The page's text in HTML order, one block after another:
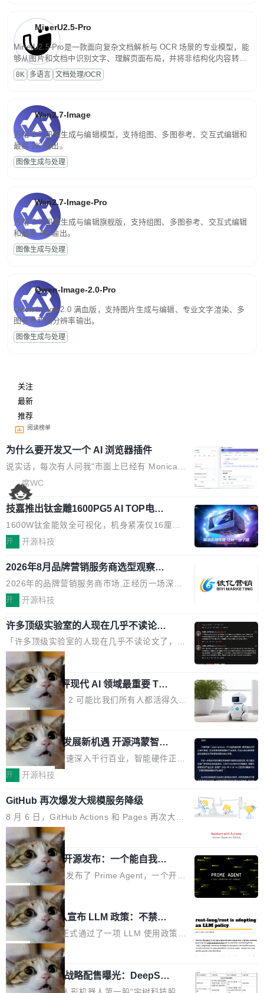
MinerU2.5-Pro
MinerU2.5-Pro是一款面向复杂文档解析与 OCR 场景的专业模型，能
够从图片和文档中识别文字、理解页面布局，并将非结构化内容转换
为便于存储、检索和二次处理的结构化结果。
8K 多语言 文档处理/OCR
Wan2.7-Image
万相 2.7 图像生成与编辑模型，支持组图、多图参考、交互式编辑和
最高 2K 输出。
图像生成与处理
Wan2.7-Image-Pro
万相 2.7 图像生成与编辑旗舰版，支持组图、多图参考、交互式编辑
和最高 4K 输出。
图像生成与处理
Qwen-Image-2.0-Pro
Qwen-Image-2.0 满血版，支持图片生成与编辑、专业文字渲染、多
图参考和高分辨率输出。
图像生成与处理
关注
最新
推荐
阅读榜单
为什么要开发又一个 AI 浏览器插件
说实话，每次有人问我"市面上已经有 Monica、
Sider、Copilot for Chrome 这些 AI 浏览器插件
了，你为什么还要再做一个"，我都觉得这个问题
问得好。 因为我自己也是从用户变成开发者的。
现有产品的天花板 我用过不少 AI 浏览器插件。
刚开始觉得都挺好——选中一段文字，弹出解
要。但用久了你会发现，它们本质上都是同一类
东西：一个带网页上下文的聊天框。 它们能读取
页面的文本，然后把文本丢给大模型，再返回一
段回答。仅此而已。 这当然有用，但总觉得差点
意思。比如我在一个后台管理系统里，需要填50
个表单字段，每个字段还有联动逻辑；比如我
想...
席WC
技嘉推出钛金雕1600PG5 AI TOP电
源：为发烧级主机与本地AI算力打造旗
舰供电方案
1600W钛金能效全可视化，机身紧凑仅16厘米
继2026台北电脑展首度亮相后，技嘉科技近日正
电源专为发烧级DIY主机与本地AI算力平台打
造，整机长度仅16厘米，提供1600W额定功率
与80PLUS钛金能效；支持ATX 3.1与PCIe 5.1
规范，结合服务器级元件、完善供电线材与内置
实时LCD监控屏，可充分满足当下高阶PC主机
的严苛使用需求。 澎湃功率，紧凑机身 钛金雕1
600PG5 AI TOP具备强悍输出功率，同时实现
机身尺寸大幅精简。整机长度仅16厘米，属于同
功率段机身尺寸十分紧凑的1600W电源产品。小
巧机身有效提升市面主流标准A...
开 开源科技
2026年8月品牌营销服务商选型观察：
从流量思维到品牌资产思维的范式转移
2026年的品牌营销服务商市场,正经历一场深刻
的价值重构。全球全案品牌代理机构市场从2025
复合增长率达5.44%,预计2032年将突破120亿美
元。数字广告与公共关系相关服务市场更是从20
25年的8463亿美元扩张至2026年的8763亿美
元。数字的背后是一个清晰的事实——品牌对专
业化营销服务的需求从未如此迫切。 但市场扩容
的同时,服务商的竞争逻辑正在改变。2026年Top
Agency年度合辑的观察指出,“产品”这个离消费
者最近的载体,在整个品牌营销层面的权重显著变
高了。全域营销服务商的竞争正在从规模转向深
度,案例厚度、全域覆盖、多线协同...
开 开源科技
许多顶级实验室的人现在几乎不读论文
了
「许多顶级实验室的人现在几乎不读论文了，而
且他们认为 ICLR/ICML/NeurIPS 充斥着大量过
度宣传和欺诈。」 OpenAI 研究员 Keller Jorda
n 这条推文引发了广泛讨论。他不是在说风凉
话，他是说出了一个圈内人尽皆知但很少公开捅
破的事实。 Jordan 随后补充了一句软化声明：
「我不认为这些会议上大部分论文都在过度宣传
或造假。问题是，作为读者，如果你筛选出那些
看起来最令人兴奋的论文，那它们大部分都是过
度宣传的。」 这才是真正的痛点。不是所有论文
都有问题，是最吸引眼球的那批论文最有问题。
他引用的帖子来自 Mathew Shen，一位 ICLR 2
026 的读者：「看了篇 ...
局
xAI 前工程师评现代 AI 领域最重要 Top
3 开源项目
Flash Attention 2 可能比我们所有人都活得久。
这句话不是来自某个技术博客，而是出自 Hieu
Pham 的一条推文。Hieu Pham 是谁？他是 xAI
的早期工程师之一，在 Grok 训练基础设施团队
工作过。近日他在 X 上发了一条帖子，列出了他
认为现代 AI 领域最重要的三个开源项目。 第一
理由很具体。FA 系列不需要解释，但 FA2 是他
认为最重要的一个——复杂度恰到好处，刚好能
驱动你去学 CuTe，但还没被那些"邪恶的" Hopp
er++ 优化所淹没，足够容易修改和适配。 更关
键的是 FA2 的持久性...
局
共商智能硬件发展新机遇 开源鸿蒙智能
硬件开发者日杭州站即将举行
随着万物智联加速深入千行百业，智能硬件正从
单点设备迈向智能化、网联化、协同化发展。作
鸿蒙通过统一技术底座和分布式能力，为不同类
型智能设备的开发、连接与互联提供关键支撑，
也为产业链企业探索产品创新与商业增长打开新
的空间。 8月14日，开源鸿蒙智能硬件开发者日
（OHDD：OpenHarmony Hardware Develope
r Day）将在杭州启航。活动面向智能硬件产业
链企业和开发者，邀请行业专家与资深技术顾
问，围绕开源鸿蒙技术能力、设备适配、芯片适
配、功耗与稳定性调优、兼容性测评及统一互联
等内容展开系统讲解和实战交流，帮助企业进一
步了解开源鸿蒙在智能...
开 开源科技
GitHub 再次爆发大规模服务降级
8 月 6 日，GitHub Actions 和 Pages 再次大规
模服务降级，Actions 完全不可用超过 5 小时，
webhook 停发，连自托管 runner 也因调度层故
障无法工作。Pages、Copilot code review、C
opilot coding agent 全部受影响。从检测到完全
恢复，大约 12 小时。 这是 2026 年 8 月的第六
起事故，其中四起与 AI/Copilot 服务相关。 Git
Hub 员工 kdaigle 在 HN 讨论中贴出了一组数
据：2025 年全年 10 亿次 commit。现在，每周
2.75 亿次，全年预计 140 亿次。GitHub...
局
Prime Agent 开源发布：一个能自我改
进的编程 Agent，ARC-AGI 3 超越人类
专家基线
Prime Intellect 发布了 Prime Agent，一个开源
的编程 Agent Harness，核心设计围绕两个抽
象：Recursive Language Model（RLM）和 C
ontinual Harness。在 ARC-AGI 3 基准测试
上，Prime Agent + Opus 5 的组合达到了 95.
5% RHAE Best@1，超过了 ARC 报告的人类专
家基线 95.4%。 不是又一个 coding agent 包装
器 Prime Agent 的架构和市面上大多数 coding
agent 有本质区别。大多数 agent harness 的设
局
Rust 项目团队宣布 LLM 政策：不禁
止，但你要承认哪些代码不是你写的
Rust 语言项目正式通过了一项 LLM 使用政策，
覆盖 rust-lang/rust 单一仓库的代码贡献。这不
是项目级别的官方立场，目前由五个团队采纳，
但它可能是主流开源项目中关于 AI 辅助贡献最
细致的一份规则。 政策的核心只有一句话：LLM
局
宇树科技 IPO 战略配售曝光：DeepSe
ek 获配 93.3 万股，锁定 36 个月